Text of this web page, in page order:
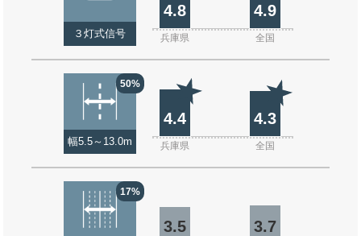
３灯式信号
4.8 4.9
兵庫県 全国
50%
幅5.5～13.0m
4.4 4.3
兵庫県 全国
17%
3.5 3.7